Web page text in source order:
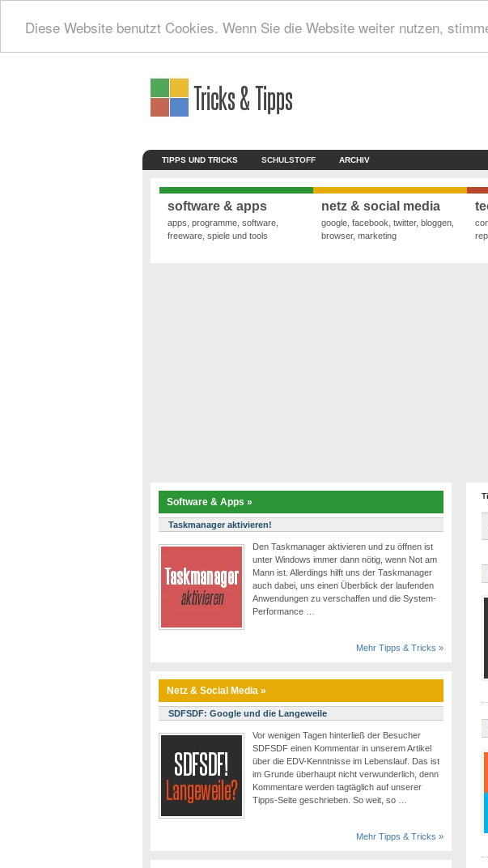
Diese Website benutzt Cookies. Wenn Sie die Website weiter nutzen,
TIPPS UND TRICKS SCHULSTOFF ARCHIV
software & apps
apps, programme, software,
freeware, spiele und tools
netz & social media
google, facebook, twitter, bloggen,
browser, marketing
Software & Apps »
Taskmanager aktivieren!
Den Taskmanager aktivieren und zu öffnen ist
unter Windows immer dann nötig, wenn Not am
Mann ist. Allerdings hilft uns der Taskmanager
auch dabei, uns einen Überblick der laufenden
Anwendungen zu verschaffen und die System-
Performance …
Mehr Tipps & Tricks »
Netz & Social Media »
SDFSDF: Google und die Langeweile
Vor wenigen Tagen hinterließ der Besucher
SDFSDF einen Kommentar in unserem Artikel
über die EDV-Kenntnisse im Lebenslauf. Das ist
im Grunde überhaupt nicht verwunderlich, denn
Kommentare werden tagtäglich auf unserer
Tipps-Seite geschrieben. So weit, so …
Mehr Tipps & Tricks »